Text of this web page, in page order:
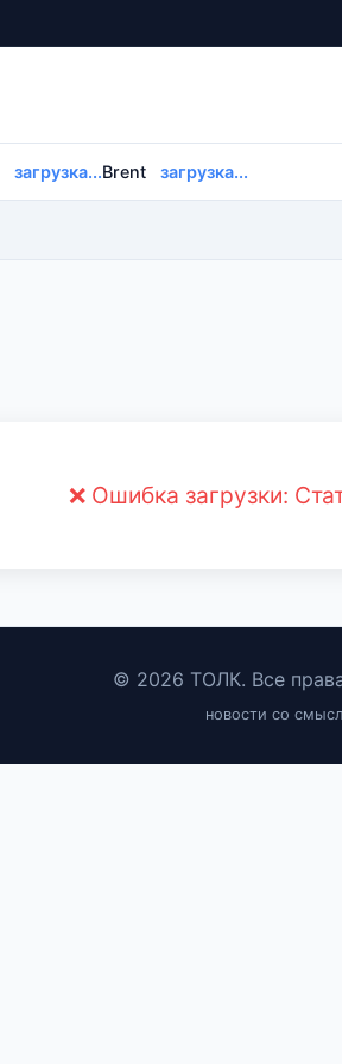
загрузка...Brent загрузка...
❌ Ошибка загрузки:
© 2026 ТОЛК. Все
новости со